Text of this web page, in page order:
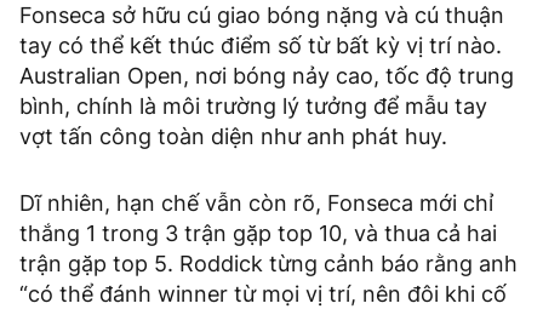
Fonseca sở hữu cú giao bóng nặng và cú thuận
tay có thể kết thúc điểm số từ bất kỳ vị trí nào.
Australian Open, nơi bóng nảy cao, tốc độ trung
bình, chính là môi trường lý tưởng để mẫu tay
vợt tấn công toàn diện như anh phát huy.
Dĩ nhiên, hạn chế vẫn còn rõ, Fonseca mới chỉ
thắng 1 trong 3 trận gặp top 10, và thua cả hai
trận gặp top 5. Roddick từng cảnh báo rằng anh
“có thể đánh winner từ mọi vị trí, nên đôi khi cố